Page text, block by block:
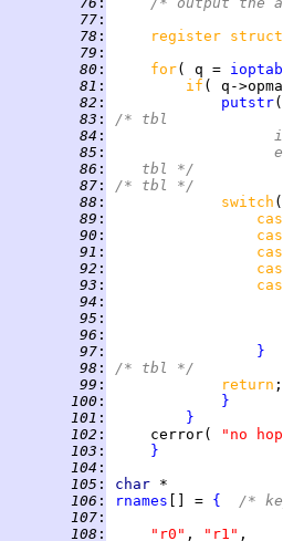
  77
:
  78
:
register
  79
:
  80
: for( q = ioptab
  81
: if ( q-
  82
:
putstr
  83
:
/* tbl
  84
:
  85
:
  86
:
   tbl */
  87
:
/* tbl */
  88
: switch
  89
:
  90
:
  91
:
  92
:
  93
:
  94
:
  95
:
  96
:
  97
:
}
  98
:
/* tbl */
  99
:
return
100 :
}
101 :
}
102 :
     cerror(
"no
103 :
}
104 :
105 : char
106 : rnames [] = {
/*
107 :
108 : "r0" , "r1"